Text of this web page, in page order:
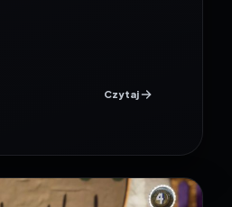
Czytaj